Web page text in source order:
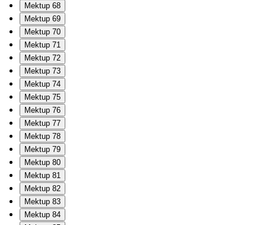
Mektup 68
Mektup 69
Mektup 70
Mektup 71
Mektup 72
Mektup 73
Mektup 74
Mektup 75
Mektup 76
Mektup 77
Mektup 78
Mektup 79
Mektup 80
Mektup 81
Mektup 82
Mektup 83
Mektup 84